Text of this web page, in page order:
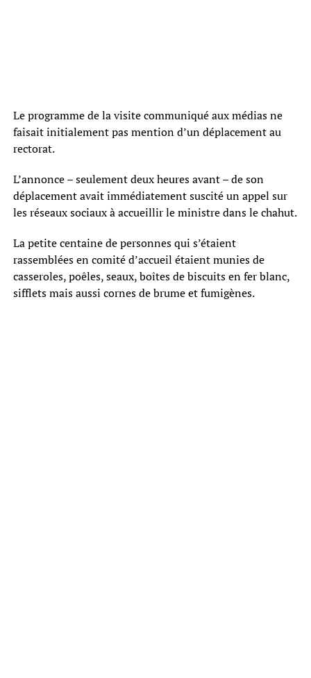
Le programme de la visite communiqué aux médias ne
faisait initialement pas mention d’un déplacement au
rectorat.
L’annonce – seulement deux heures avant – de son
déplacement avait immédiatement suscité un appel sur
les réseaux sociaux à accueillir le ministre dans le chahut.
La petite centaine de personnes qui s’étaient
rassemblées en comité d’accueil étaient munies de
casseroles, poêles, seaux, boîtes de biscuits en fer blanc,
sifflets mais aussi cornes de brume et fumigènes.